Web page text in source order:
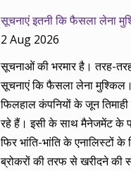
सूचनाएं इतनी कि फैसला लेना
2 Aug 2026
सूचनाओं की भरमार है। तरह-
सूचनाएं कि फैसला लेना
फिलहाल कंपनियों के जून
रहे हैं। इसी के साथ मैनेजमेंट के
फिर भांति-भांति के एनालिस्टों के
ब्रोकरों की तरफ से खरीदने की